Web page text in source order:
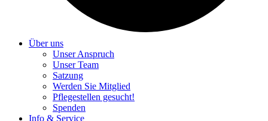
Über uns
Unser Anspruch
Unser Team
Satzung
Werden Sie Mitglied
Pflegestellen gesucht!
Spenden
Info & Service